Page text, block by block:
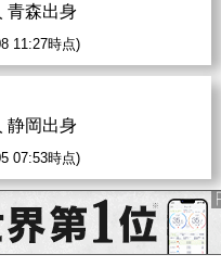
青森出身
11:27時点)
静岡出身
07:53時点)